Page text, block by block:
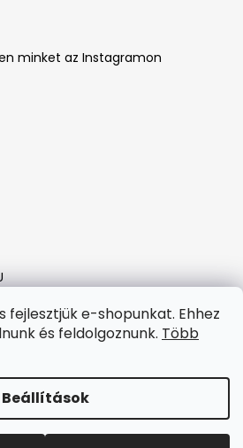
fejlesztjük e-shopunkat. Ehhez
és feldolgoznunk. Több
Beállítások
minket az Instagramon
Official HU. Minden jog